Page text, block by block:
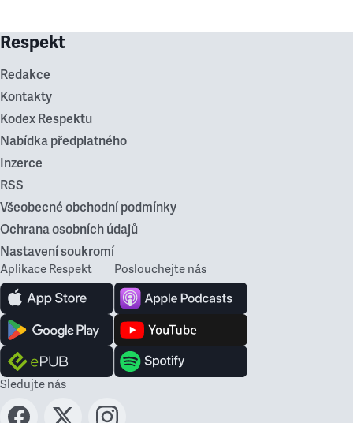
Respekt
Redakce
Kontakty
Kodex Respektu
Nabídka předplatného
Inzerce
RSS
Všeobecné obchodní podmínky
Ochrana osobních údajů
Nastavení soukromí
Aplikace Respekt Poslouchejte nás
Sledujte nás